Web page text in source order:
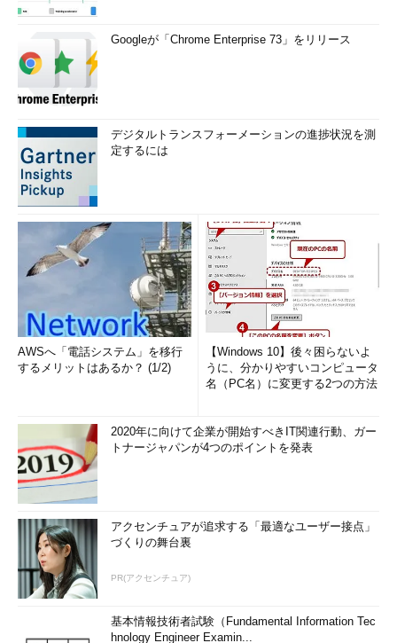
Googleが「Chrome Enterprise 73」をリリース
デジタルトランスフォーメーションの進捗状況を測
定するには
AWSへ「電話システム」を移行
するメリットはあるか？ (1/2)
【Windows 10】後々困らないよ
うに、分かりやすいコンピュータ
名（PC名）に変更する2つの方法
2020年に向けて企業が開始すべきIT関連行動、ガー
トナージャパンが4つのポイントを発表
アクセンチュアが追求する「最適なユーザー接点」
づくりの舞台裏
PR(アクセンチュア)
基本情報技術者試験（Fundamental Information Tec
hnology Engineer Examin...